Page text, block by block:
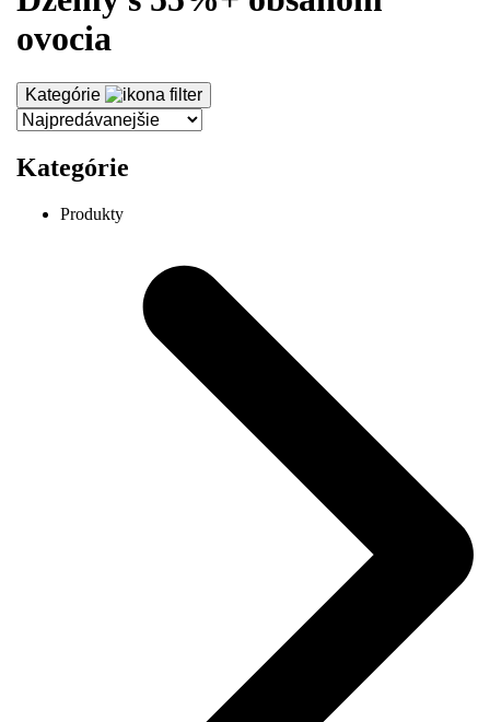
ovocia
Kategórie
Kategórie
Produkty